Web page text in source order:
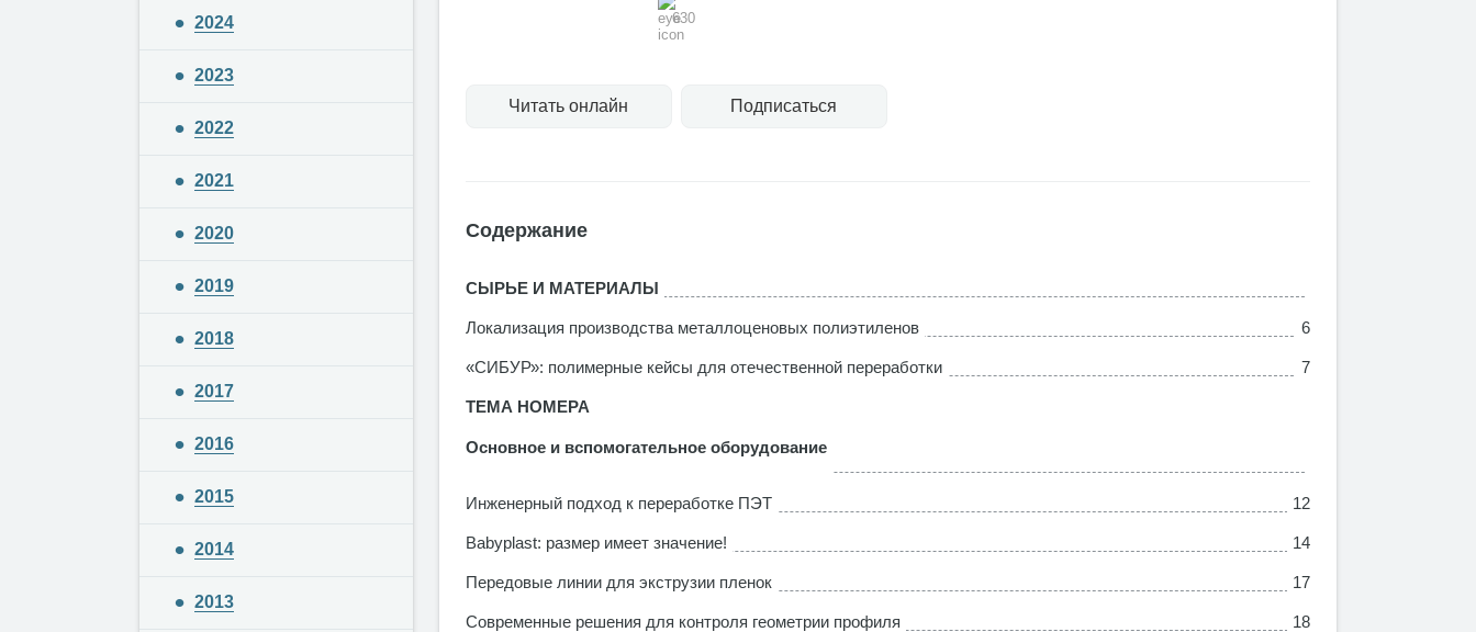
2024
2023
2022
2021
2020
2019
2018
2017
2016
2015
2014
2013
630
Читать онлайн Подписаться
Содержание
СЫРЬЕ И МАТЕРИАЛЫ
Локализация производства металлоценовых полиэтиленов 6
«СИБУР»: полимерные кейсы для отечественной переработки 7
ТЕМА НОМЕРА
Основное и вспомогательное оборудование
Инженерный подход к переработке ПЭТ 12
Babyplast: размер имеет значение! 14
Передовые линии для экструзии пленок 17
Современные решения для контроля геометрии профиля 18